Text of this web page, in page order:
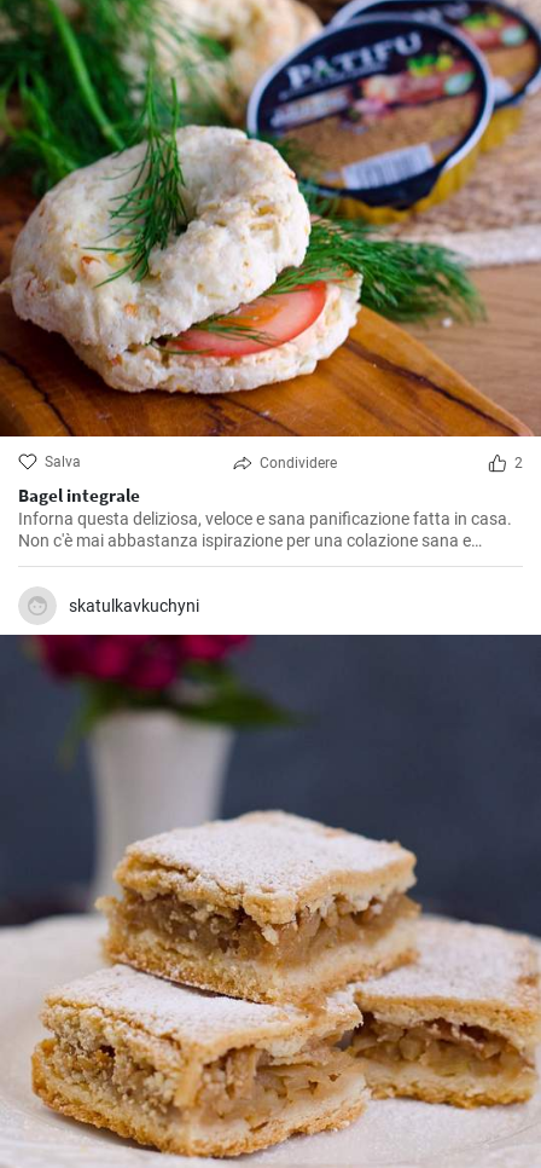
Salva Condividere 2
Bagel integrale
Inforna questa deliziosa, veloce e sana panificazione fatta in casa.
Non c'è mai abbastanza ispirazione per una colazione sana e
gustosa.
skatulkavkuchyni